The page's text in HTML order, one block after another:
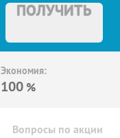
ПОЛУЧИТЬ
Экономия:
100 %
Вопросы по акции